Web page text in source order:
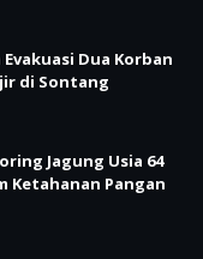
Dua Korban
di Sontang
Jagung Usia 64
Ketahanan Pangan